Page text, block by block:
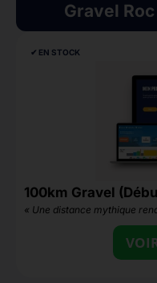
Gravel Roc
✔︎ EN STOCK
100km Gravel
« Une distance mythique